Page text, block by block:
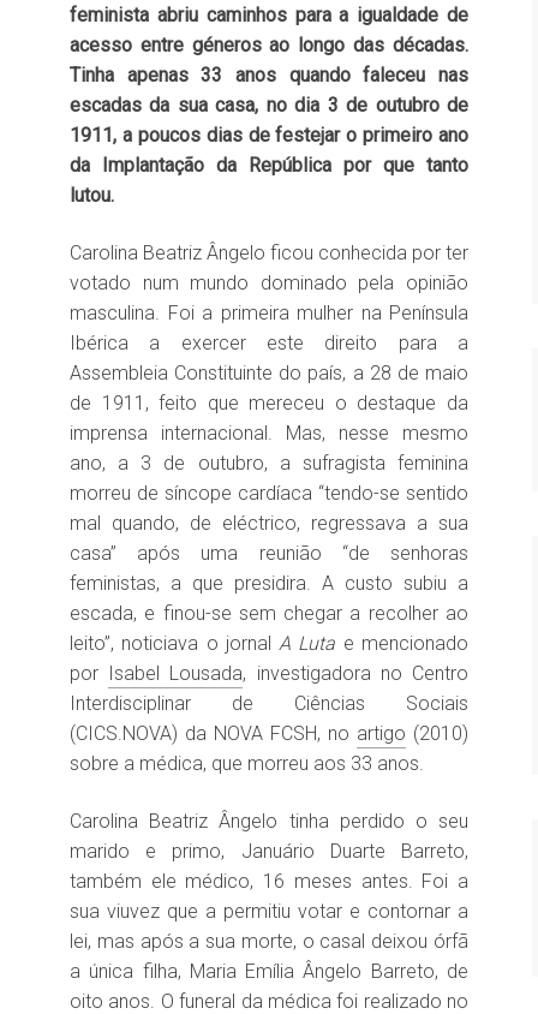
feminista abriu caminhos para a igualdade de
acesso entre géneros ao longo das décadas.
Tinha apenas 33 anos quando faleceu nas
escadas da sua casa, no dia 3 de outubro de
1911, a poucos dias de festejar o primeiro ano
da Implantação da República por que tanto
lutou.
Carolina Beatriz Ângelo ficou conhecida por ter
votado num mundo dominado pela opinião
masculina. Foi a primeira mulher na Península
Ibérica a exercer este direito para a
Assembleia Constituinte do país, a 28 de maio
de 1911, feito que mereceu o destaque da
imprensa internacional. Mas, nesse mesmo
ano, a 3 de outubro, a sufragista feminina
morreu de síncope cardíaca “tendo-se sentido
mal quando, de eléctrico, regressava a sua
casa” após uma reunião “de senhoras
feministas, a que presidira. A custo subiu a
escada, e finou-se sem chegar a recolher ao
leito”, noticiava o jornalA Luta e mencionado
por Isabel Lousada, investigadora no Centro
Interdisciplinar de Ciências Sociais
(CICS.NOVA) da NOVA FCSH, no artigo (2010)
sobre a médica, que morreu aos 33 anos.
Carolina Beatriz Ângelo tinha perdido o seu
marido e primo, Januário Duarte Barreto,
também ele médico, 16 meses antes. Foi a
sua viuvez que a permitiu votar e contornar a
lei, mas após a sua morte, o casal deixou órfã
a única filha, Maria Emília Ângelo Barreto, de
oito anos. O funeral da médica foi realizado no